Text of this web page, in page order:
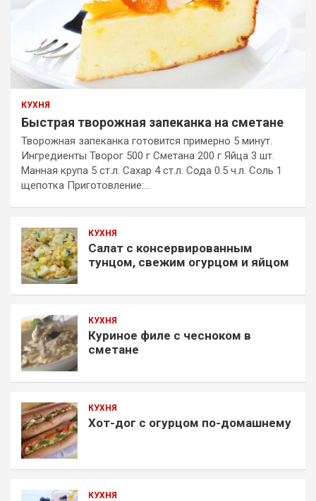
КУХНЯ
Быстрая творожная запеканка на сметане
Творожная запеканка готовится примерно 5 минут.
Ингредиенты Творог 500 г Сметана 200 г Яйца 3 шт.
Манная крупа 5 ст.л. Сахар 4 ст.л. Сода 0.5 ч.л. Соль 1
щепотка Приготовление:…
КУХНЯ
Салат с консервированным
тунцом, свежим огурцом и яйцом
КУХНЯ
Куриное филе с чесноком в
сметане
КУХНЯ
Хот-дог с огурцом по-домашнему
КУХНЯ